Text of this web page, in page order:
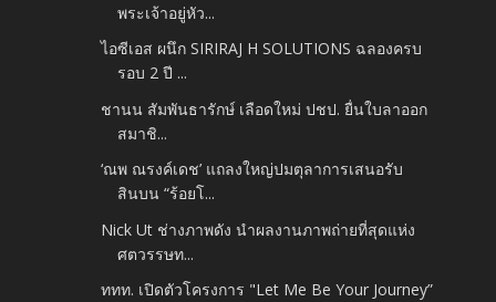
พระเจ้าอยู่หัว...
ไอซีเอส ผนึก SIRIRAJ H SOLUTIONS ฉลองครบ
รอบ 2 ปี ...
ชานน สัมพันธารักษ์ เลือดใหม่ ปชป. ยื่นใบลาออก
สมาชิ...
‘ณพ ณรงค์เดช’ แถลงใหญ่ปมตุลาการเสนอรับ
สินบน “ร้อยโ...
Nick Ut ช่างภาพดัง นำผลงานภาพถ่ายที่สุดแห่ง
ศตวรรษท...
ททท. เปิดตัวโครงการ "Let Me Be Your Journey”